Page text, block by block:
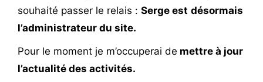
souhaité passer le relais : Serge est désormais
l’administrateur du site.
Pour le moment je m’occuperai de mettre à jour
l’actualité des activités.